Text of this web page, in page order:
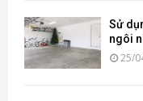
Sử
ngôi
25/